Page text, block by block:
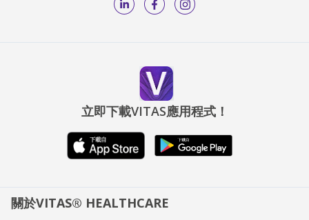
立即下載VITAS應用程式！
關於VITAS® HEALTHCARE